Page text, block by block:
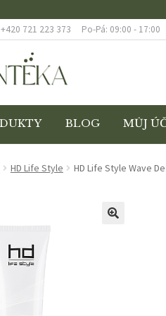
+420 721 223 373 Po-Pá: 09:00 - 17:00
BLOG MŮJ
ZBOŽÍ SE
HD Life Style HD Life Style Wave